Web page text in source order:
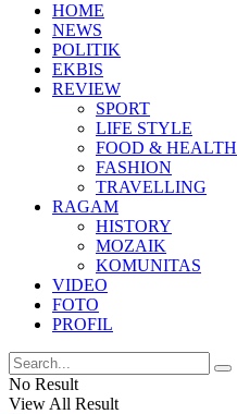
HOME
NEWS
POLITIK
EKBIS
REVIEW
SPORT
LIFE STYLE
FOOD & HEALTH
FASHION
TRAVELLING
RAGAM
HISTORY
MOZAIK
KOMUNITAS
VIDEO
FOTO
PROFIL
No Result
View All Result